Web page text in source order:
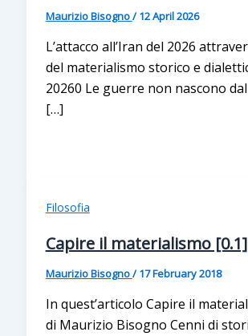
Maurizio Bisogno/12 April 2026
L’attacco all’Iran del 2026
del materialismo storico e
20260 Le guerre non nascono
[…]
Filosofia
Capire il materialismo [0.1]
Maurizio Bisogno/17 February 2018
In quest’articolo Capire il
di Maurizio Bisogno Cenni di